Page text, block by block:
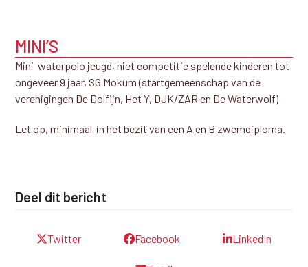
MINI’S
Mini waterpolo jeugd, niet competitie spelende kinderen tot
ongeveer 9 jaar, SG Mokum (startgemeenschap van de
verenigingen De Dolfijn, Het Y, DJK/ZAR en De Waterwolf)
Let op, minimaal in het bezit van een A en B zwemdiploma.
Deel dit bericht
Twitter Facebook LinkedIn